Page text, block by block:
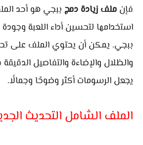
فإن ملف زيادة دمج ببجي هو أحد
استخدامها لتحسين أداء اللعبة
ببجي. يمكن أن يحتوي الملف على
والظلال والإضاءة والتفاصيل
يجعل الرسومات أكثر وضوحًا وجمالًا.
الملف الشامل التحديث